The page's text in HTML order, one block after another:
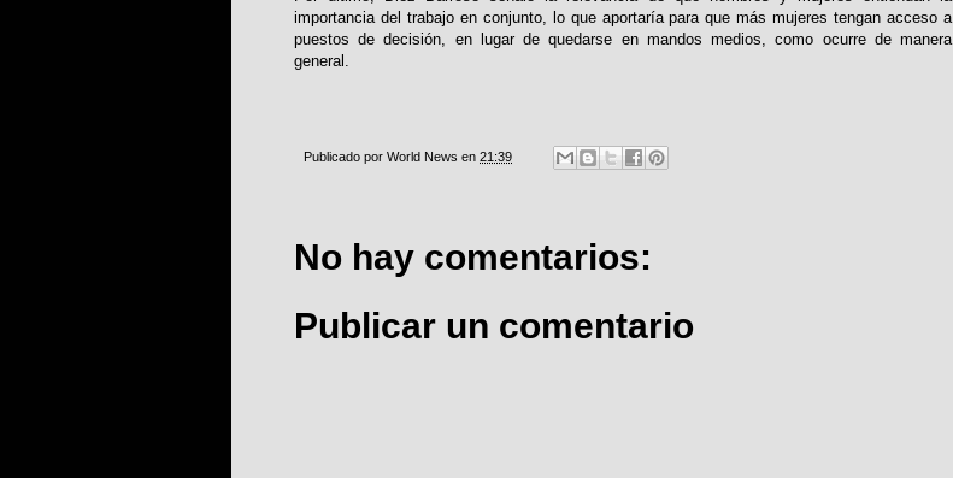
importancia del trabajo en conjunto, lo que aportaría para que más mujeres tengan acceso a
puestos de decisión, en lugar de quedarse en mandos medios, como ocurre de manera
general.
Publicado por World News en 21:39
No hay comentarios:
Publicar un comentario